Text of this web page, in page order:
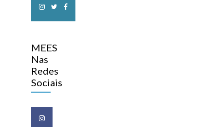
MEES
Nas
Redes
Sociais